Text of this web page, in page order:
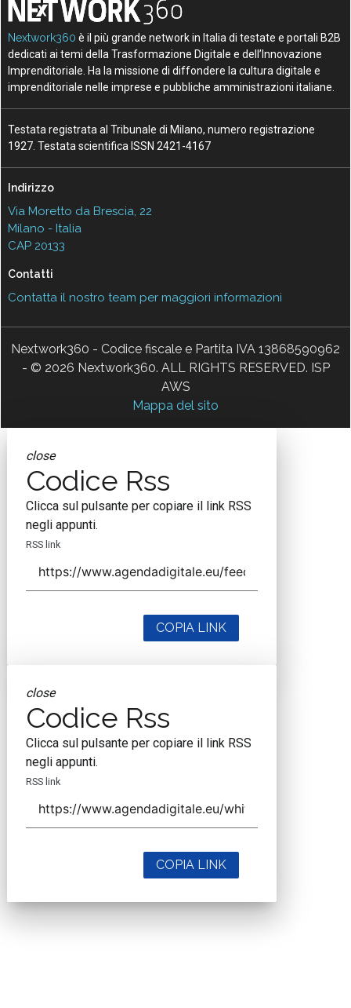
Nextwork360 è il più grande network in Italia di testate e portali B2B
dedicati ai temi della Trasformazione Digitale e dell’Innovazione
Imprenditoriale. Ha la missione di diffondere la cultura digitale e
imprenditoriale nelle imprese e pubbliche amministrazioni italiane.
Testata registrata al Tribunale di Milano, numero registrazione
1927. Testata scientifica ISSN 2421-4167
Indirizzo
Via Moretto da Brescia, 22
Milano - Italia
CAP 20133
Contatti
Contatta il nostro team per maggiori informazioni
Nextwork360 - Codice fiscale e Partita IVA 13868590962
- © 2026 Nextwork360. ALL RIGHTS RESERVED. ISP
AWS
Mappa del sito
close
Codice Rss
Clicca sul pulsante per copiare il link RSS
negli appunti.
RSS link
COPIA LINK
close
Codice Rss
Clicca sul pulsante per copiare il link RSS
negli appunti.
RSS link
COPIA LINK